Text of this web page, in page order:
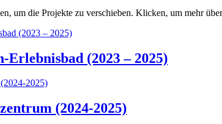
um die Projekte zu verschieben. Klicken, um mehr
(2023 – 2025)
(2024-2025)